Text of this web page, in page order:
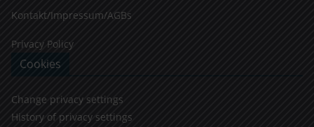
Kontakt/Impressum/AGBs
Privacy Policy
Cookies
Change privacy settings
History of privacy settings